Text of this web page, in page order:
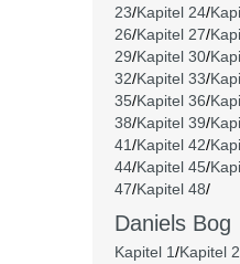
23/Kapitel 24/
26/Kapitel 27/
29/Kapitel 30/
32/Kapitel 33/
35/Kapitel 36/
38/Kapitel 39/
41/Kapitel 42/
44/Kapitel 45/
47/Kapitel 48/
Daniels Bog
Kapitel 1/Kapitel 2